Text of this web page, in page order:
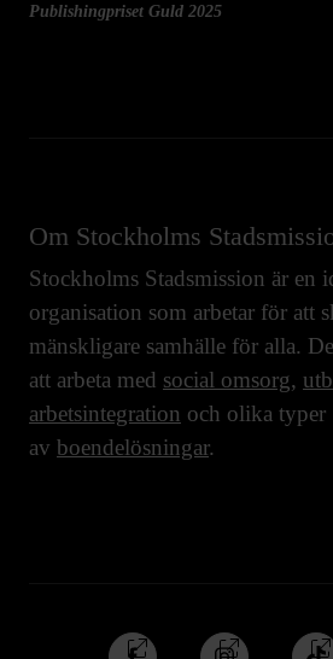
Publishingpriset Guld 2025
Om Stockholms
Stockholms Stadsmission är en
organisation som arbetar för att
mänskligare samhälle för alla.
att arbeta med social omsorg,
arbetsintegration och olika typer
av boendelösningar.
Följ Följ Följ